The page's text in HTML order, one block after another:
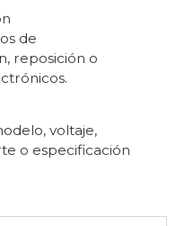
de
reposición o
voltaje,
o especificación